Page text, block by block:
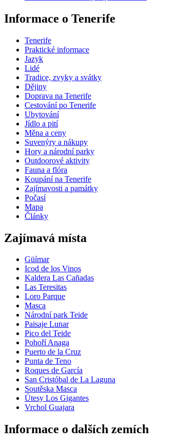
Informace o Tenerife
Tenerife
Praktické informace
Jazyk
Lidé
Tradice, zvyky a svátky
Dějiny
Doprava na Tenerife
Cestování po Tenerife
Ubytování
Jídlo a pití
Měna a ceny
Suvenýry a nákupy
Hory a národní parky
Outdoorové aktivity
Fauna a flóra
Koupání na Tenerife
Zajímavosti a památky
Počasí
Mapa
Články
Zajímavá místa
Güímar
Icod de los Vinos
Kaldera Las Cañadas
Las Teresitas
Loro Parque
Masca
Národní park Teide
Paisaje Lunar
Pico del Teide
Pohoří Anaga
Puerto de la Cruz
Punta de Teno
Roques de García
San Cristóbal de La Laguna
Soutěska Masca
Útesy Los Gigantes
Vrchol Guajara
Informace o dalších zemích